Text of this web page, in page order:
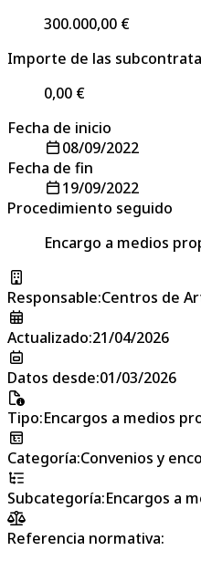
300.000,00 €
Importe de las
0,00 €
Fecha de inicio
08/09/2022
Fecha de fin
19/09/2022
Procedimiento seguido
Encargo a medios
Responsable:Centros de
Actualizado:21/04/2026
Datos desde:01/03/2026
Tipo:Encargos a medios
Categoría:Convenios y
Subcategoría:Encargos a
Referencia normativa: